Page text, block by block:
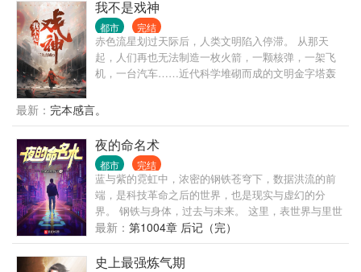
我不是戏神
都市 完结
赤色流星划过天际后，人类文明陷入停滞。 从那天
起，人们再也无法制造一枚火箭，一颗核弹，一架飞
机，一台汽车……近代科学堆砌而成的文明金字塔轰
拖入无序的深渊。 在这个时代，人命渺如尘埃； 在这
个时代，人类灿若星辰。 大厦将倾，有人见一戏子屹
立文明废墟之上，红帔似血，时笑时哭， 时代的帘幕
在他身后缓缓打开，他张开双臂，对着累累众生轻声
低语—— “好戏……开场。”
最新： 完本感言。
夜的命名术
都市 完结
蓝与紫的霓虹中，浓密的钢铁苍穹下，数据洪流的前
端，是科技革命之后的世界，也是现实与虚幻的分
界。 钢铁与身体，过去与未来。 这里，表世界与里世
界并存，面前的一切，像是时间之墙近在眼前。 黑暗
逐渐笼罩。 可你要明白啊我的朋友，我们不能用温柔
去应对黑暗，要用火。
最新： 第1004章 后记（完）
史上最强炼气期